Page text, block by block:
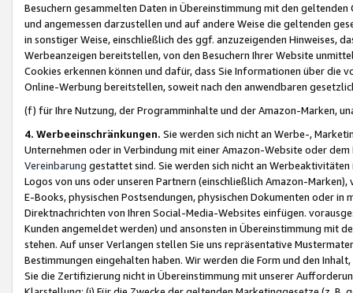
Besuchern gesammelten Daten in Übereinstimmung mit den
und angemessen darzustellen und auf andere Weise die geltenden
in sonstiger Weise, einschließlich des ggf. anzuzeigenden Hinweises,
Werbeanzeigen bereitstellen, von den Besuchern Ihrer Website
Cookies erkennen können und dafür, dass Sie Informationen über die
Online-Werbung bereitstellen, soweit nach den anwendbaren
(f) für Ihre Nutzung, der Programminhalte und der Amazon-Marken,
4. Werbeeinschränkungen. Sie werden sich nicht an Werbe-,
Unternehmen oder in Verbindung mit einer Amazon-Website oder
Vereinbarung gestattet sind. Sie werden sich nicht an
Logos von uns oder unseren Partnern (einschließlich Amazon-
E-Books, physischen Postsendungen, physischen Dokumenten oder in
Direktnachrichten von Ihren Social-Media-Websites einfügen.
Kunden angemeldet werden) und ansonsten in Übereinstimmung mit
stehen. Auf unser Verlangen stellen Sie uns repräsentative
Bestimmungen eingehalten haben. Wir werden die Form und den
Sie die Zertifizierung nicht in Übereinstimmung mit unserer